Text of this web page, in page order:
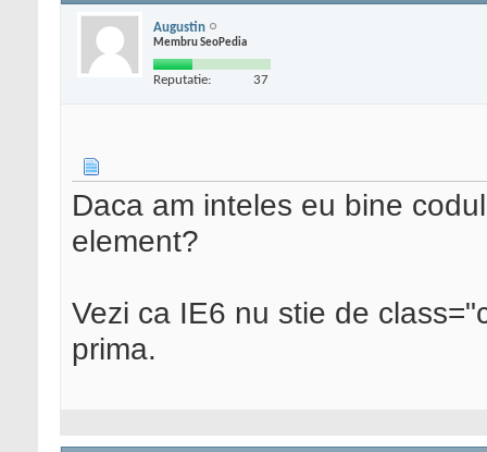
Augustin
Membru SeoPedia
Reputatie: 37
Daca am inteles eu bine
element?
Vezi ca IE6 nu stie de
prima.